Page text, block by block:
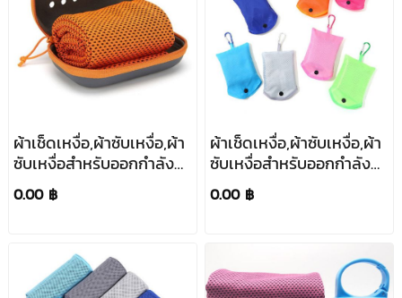
ผ้าเช็ดเหงื่อ,ผ้าซับเหงื่อ,ผ้า
ซับเหงื่อสำหรับออกกำลัง
กาย,ขนาด30*90CM
0.00 ฿
ผ้าเช็ดเหงื่อ,ผ้าซับเหงื่อ,ผ้า
ซับเหงื่อสำหรับออกกำลัง
กาย,ขนาด80*30cm
0.00 ฿